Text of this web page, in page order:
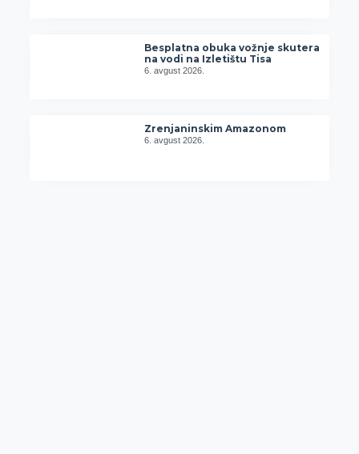
Besplatna obuka vožnje skutera
na vodi na Izletištu Tisa
6. avgust 2026.
Zrenjaninskim Amazonom
6. avgust 2026.